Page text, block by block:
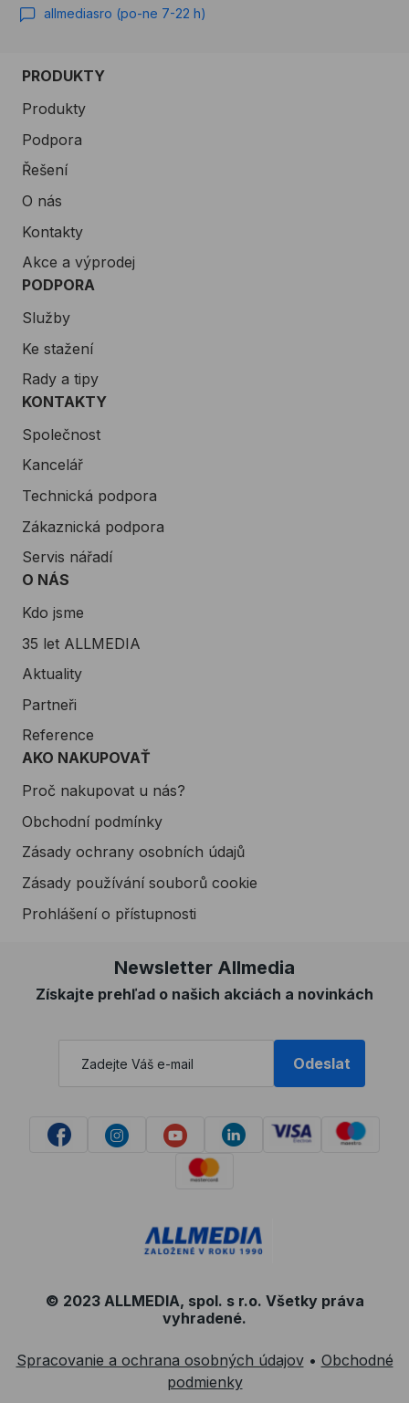
allmediasro (po-ne 7-22 h)
PRODUKTY
Produkty
Podpora
Řešení
O nás
Kontakty
Akce a výprodej
PODPORA
Služby
Ke stažení
Rady a tipy
KONTAKTY
Společnost
Kancelář
Technická podpora
Zákaznická podpora
Servis nářadí
O NÁS
Kdo jsme
35 let ALLMEDIA
Aktuality
Partneři
Reference
AKO NAKUPOVAŤ
Proč nakupovat u nás?
Obchodní podmínky
Zásady ochrany osobních údajů
Zásady používání souborů cookie
Prohlášení o přístupnosti
Newsletter Allmedia
Získajte prehľad o našich akciách a novinkách
Odeslat
© 2023 ALLMEDIA, spol. s r.o. Všetky práva
vyhradené.
Spracovanie a ochrana osobných údajov• Obchodné
podmienky